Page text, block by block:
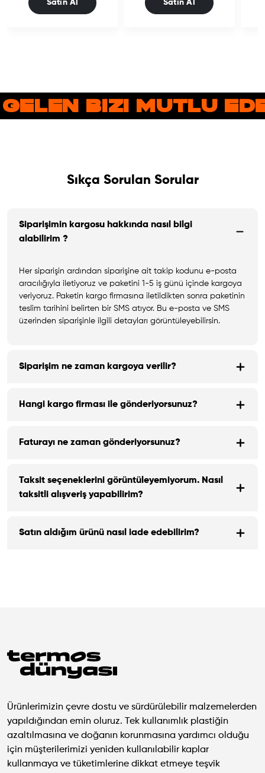
Satın Al Satın Al
BIZI MUTLU
Sıkça Sorulan Sorular
Siparişimin kargosu hakkında nasıl bilgi
alabilirim ?
Her siparişin ardından siparişine ait takip kodunu e-posta
aracılığıyla iletiyoruz ve paketini 1-5 iş günü içinde kargoya
veriyoruz. Paketin kargo firmasına iletildikten sonra paketinin
teslim tarihini belirten bir SMS atıyor. Bu e-posta ve SMS
üzerinden siparişinle ilgili detayları görüntüleyebilirsin.
Siparişim ne zaman kargoya verilir?
Hangi kargo firması ile gönderiyorsunuz?
Faturayı ne zaman gönderiyorsunuz?
Taksit seçeneklerini görüntüleyemiyorum. Nasıl
taksitli alışveriş yapabilirim?
Satın aldığım ürünü nasıl iade edebilirim?
Ürünlerimizin çevre dostu ve sürdürülebilir malzemelerden
yapıldığından emin oluruz. Tek kullanımlık plastiğin
azaltılmasına ve doğanın korunmasına yardımcı olduğu
için müşterilerimizi yeniden kullanılabilir kaplar
kullanmaya ve tüketimlerine dikkat etmeye teşvik